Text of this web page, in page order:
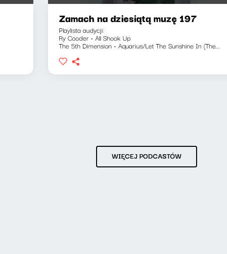
Zamach na dziesiątą muzę 197
Playlista audycji:
Ry Cooder - All Shook Up
The 5th Dimension - Aquarius/Let The Sunshine In (The...
WIĘCEJ PODCASTÓW